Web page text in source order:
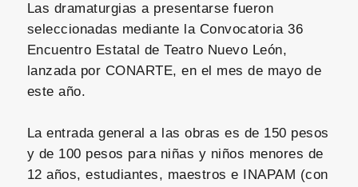
Las dramaturgias a presentarse fueron
seleccionadas mediante la Convocatoria 36
Encuentro Estatal de Teatro Nuevo León,
lanzada por CONARTE, en el mes de mayo de
este año.
La entrada general a las obras es de 150 pesos
y de 100 pesos para niñas y niños menores de
12 años, estudiantes, maestros e INAPAM (con